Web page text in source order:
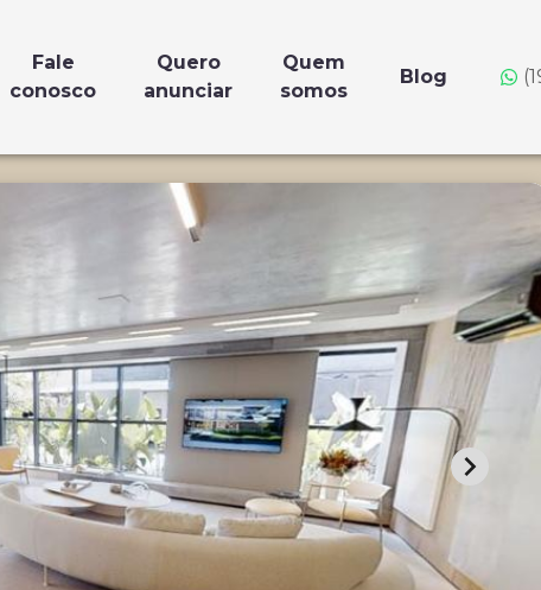
Fale
conosco
Quero
anunciar
Quem
somos
Blog